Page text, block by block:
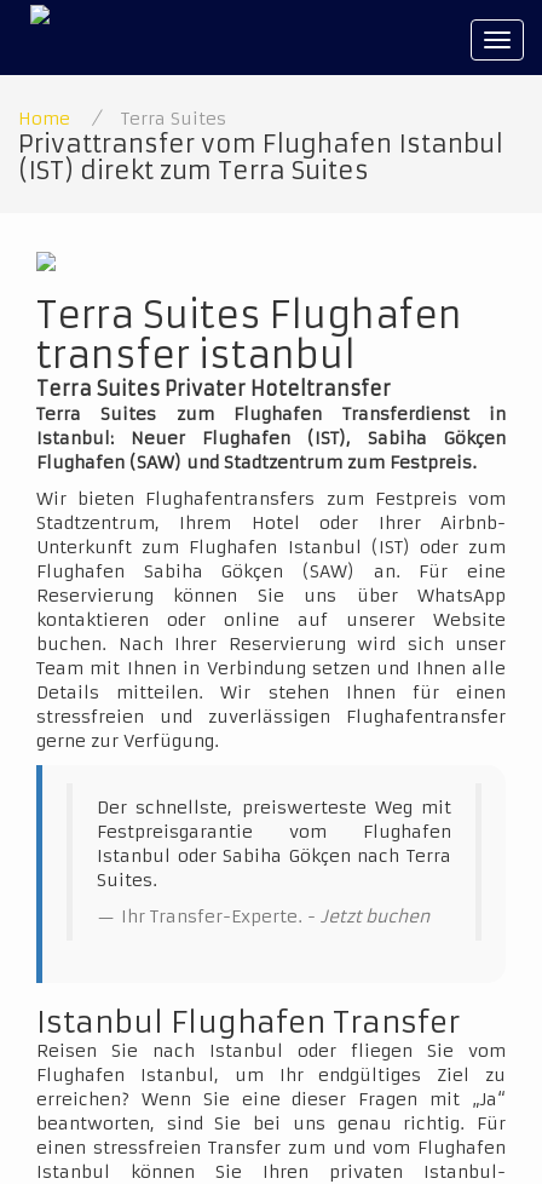
Home / Terra Suites
Privattransfer vom Flughafen Istanbul
(IST) direkt zum Terra Suites
Terra Suites Flughafen
transfer istanbul
Terra Suites Privater Hoteltransfer
Terra Suites zum Flughafen Transferdienst in
Istanbul: Neuer Flughafen (IST), Sabiha Gökçen
Flughafen (SAW) und Stadtzentrum zum Festpreis.
Wir bieten Flughafentransfers zum Festpreis vom
Stadtzentrum, Ihrem Hotel oder Ihrer Airbnb-
Unterkunft zum Flughafen Istanbul (IST) oder zum
Flughafen Sabiha Gökçen (SAW) an. Für eine
Reservierung können Sie uns über WhatsApp
kontaktieren oder online auf unserer Website
buchen. Nach Ihrer Reservierung wird sich unser
Team mit Ihnen in Verbindung setzen und Ihnen alle
Details mitteilen. Wir stehen Ihnen für einen
stressfreien und zuverlässigen Flughafentransfer
gerne zur Verfügung.
Der schnellste, preiswerteste Weg mit
Festpreisgarantie vom Flughafen
Istanbul oder Sabiha Gökçen nach Terra
Suites.
Ihr Transfer-Experte. - Jetzt buchen
Istanbul Flughafen Transfer
Reisen Sie nach Istanbul oder fliegen Sie vom
Flughafen Istanbul, um Ihr endgültiges Ziel zu
erreichen? Wenn Sie eine dieser Fragen mit „Ja“
beantworten, sind Sie bei uns genau richtig. Für
einen stressfreien Transfer zum und vom Flughafen
Istanbul können Sie Ihren privaten Istanbul-